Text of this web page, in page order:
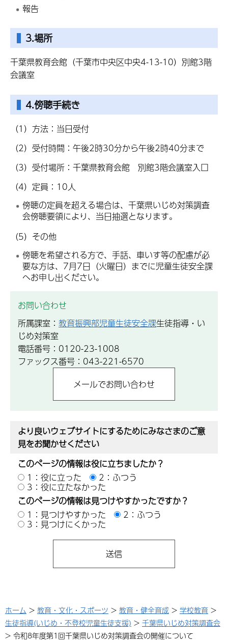
報告
3.場所
千葉県教育会館（千葉市中央区中央4-13-10）別館3階
会議室
4.傍聴手続き
（1）方法：当日受付
（2）受付時間：午後2時30分から午後2時40分まで
（3）受付場所：千葉県教育会館 別館3階会議室入口
（4）定員：10人
傍聴の定員を超える場合は、千葉県いじめ対策調査
会傍聴要領により、当日抽選となります。
（5）その他
傍聴を希望される方で、手話、車いす等の配慮が必
要な方は、7月7日（火曜日）までに児童生徒安全課
へお申し出ください。
お問い合わせ
所属課室： 教育振興部児童生徒安全課生徒指導・い
じめ対策室
電話番号：0120-23-1008
ファックス番号：043-221-6570
より良いウェブサイトにするためにみなさまのご意
見をお聞かせください
このページの情報は役に立ちましたか？
1：役に立った
2：ふつう
3：役に立たなかった
このページの情報は見つけやすかったですか？
1：見つけやすかった
2：ふつう
3：見つけにくかった
ホーム > 教育・文化・スポーツ > 教育・健全育成 > 学校教育 >
生徒指導(いじめ・不登校児童生徒支援) > 千葉県いじめ対策調査会
> 令和8年度第1回千葉県いじめ対策調査会の開催について